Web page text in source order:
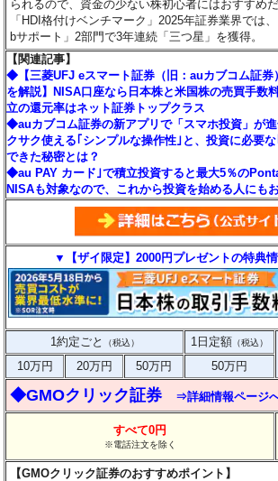
られるので、資金の少ない株初心者にはおすすめ
「HDI格付けベンチマーク」2025年証券業界では
bサポート」2部門で3年連続「三つ星」を獲得。
【関連記事】
◆【三菱UFJ eスマート証券（旧：auカブコム証券
を解説】NISA口座なら日本株と米国株の売買手数
立の還元率はネット証券トップクラス
◆auカブコム証券の新アプリで「スマホ投資」が
クサク使える｢シンプルな操作性｣と、投資に必要
できた秘密とは？
◆au PAY カード｣で積立投資すると最大5％の
NISAも対象なので、これから投資を始める人にも
▼【ザイ限定】2000円プレゼントの特典
1約定ごと （税込） 1日定額 （税込）
10万円
20万円 50万円 50万円
◆GMOクリック証券 ⇒詳細情報ページ
すべて0円
※電話注文を除く
【GMOクリック証券のおすすめポイント】